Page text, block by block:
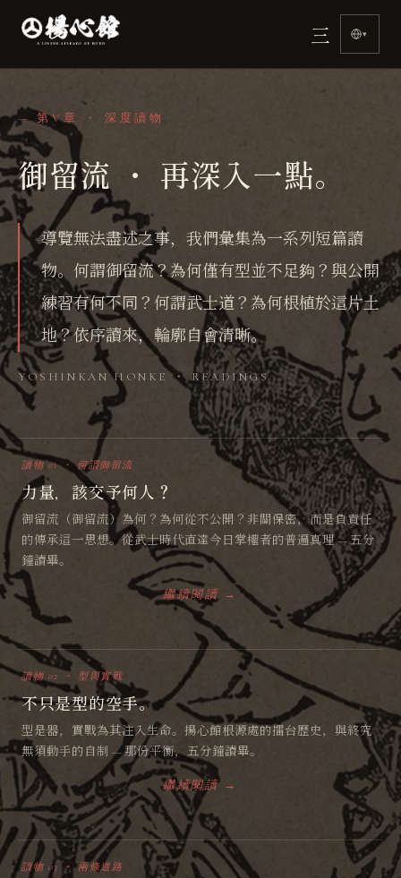
三 ▾
— 第V章 ・ 深度讀物
御留流 ・ 再深入一點。
導覽無法盡述之事，我們彙集為一系列短篇讀
物。何謂御留流？為何僅有型並不足夠？與公開
練習有何不同？何謂武士道？為何根植於這片土
地？依序讀來，輪廓自會清晰。
YOSHINKAN HONKE ・ READINGS
讀物 01 ・ 何謂御留流
力量，該交予何人？
御留流（御留流）為何？為何從不公開？非關保密，而是負責任
的傳承這一思想。從武士時代直達今日掌權者的普遍真理 — 五分
鐘讀畢。
繼續閱讀 →
讀物 02 ・ 型與實戰
不只是型的空手。
型是器，實戰為其注入生命。揚心館根源處的擂台歷史，與終究
無須動手的自制 — 那份平衡，五分鐘讀畢。
繼續閱讀 →
讀物 03 ・ 兩條道路